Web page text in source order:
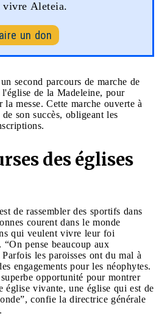
vivre Aleteia.
un don
second parcours de marche de
de la Madeleine, pour
messe. Cette marche ouverte à
son succès, obligeant les
des églises
de rassembler des sportifs dans
courent dans le monde
qui veulent vivre leur foi
pense beaucoup aux
les paroisses ont du mal à
engagements pour les néophytes.
opportunité pour montrer
église vivante, une église qui est de
confie la directrice générale